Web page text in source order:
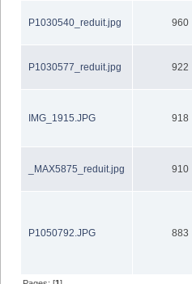
P1030540_reduit.jpg 960
P1030577_reduit.jpg 922
IMG_1915.JPG 918
_MAX5875_reduit.jpg 910
P1050792.JPG 883